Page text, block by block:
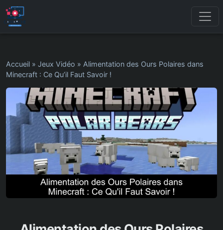
Accueil » Jeux Vidéo » Alimentation des Ours Polaires dans
Minecraft : Ce Qu’il Faut Savoir !